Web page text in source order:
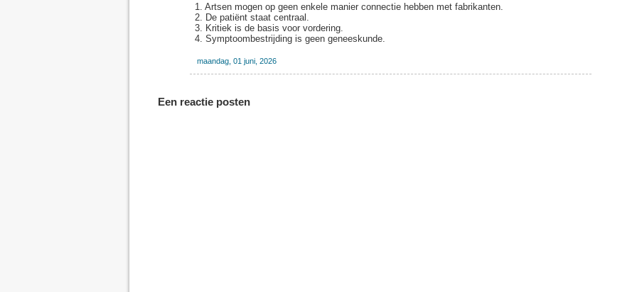
1. Artsen mogen op geen enkele manier connectie hebben met fabrikanten.
2. De patiënt staat centraal.
3. Kritiek is de basis voor vordering.
4. Symptoombestrijding is geen geneeskunde.
maandag, 01 juni, 2026
Een reactie posten